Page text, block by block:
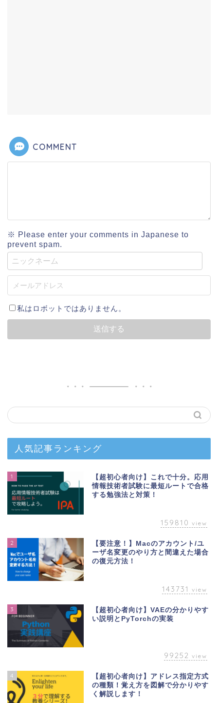
COMMENT
※ Please enter your comments in Japanese to
prevent spam.
私はロボットではありません。
人気記事ランキング
1
【超初心者向け】これで十分。応用
情報技術者試験に最短ルートで合格
する勉強法と対策！
159810 view
2
【要注意！】Macのアカウント/ユ
ーザ名変更のやり方と間違えた場合
の復元方法！
143731 view
3
【超初心者向け】VAEの分かりやす
い説明とPyTorchの実装
99252 view
4
【超初心者向け】アドレス指定方式
の種類！覚え方を図解で分かりやす
く解説します！